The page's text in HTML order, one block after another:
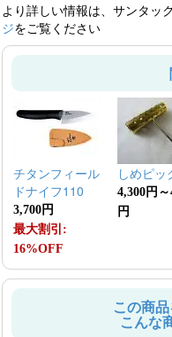
より詳しい情報は、サンタッ
ジをご覧ください
チタンフィール
ドナイフ110
3,700円
最大割引:
16%OFF
しめピッ
4,300円～
円
この商
こんな